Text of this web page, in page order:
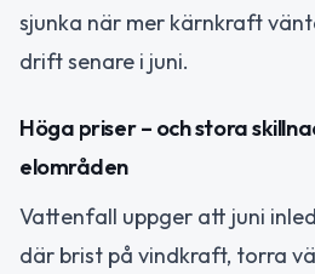
sjunka när mer kärnkraft
drift senare i juni.
Höga priser – och stora
elområden
Vattenfall uppger att juni
där brist på vindkraft, torra